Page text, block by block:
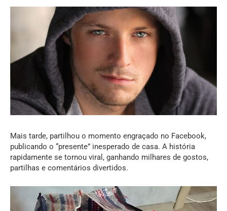
Mais tarde, partilhou o momento engraçado no Facebook,
publicando o “presente” inesperado de casa. A história
rapidamente se tornou viral, ganhando milhares de gostos,
partilhas e comentários divertidos.